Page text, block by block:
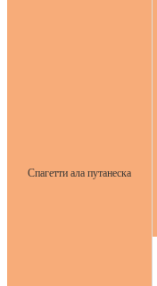
Спагетти ала путанеска